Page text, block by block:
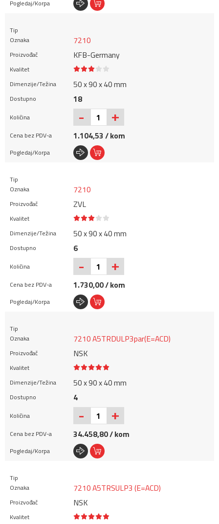
7210
KFB-Germany
50 x 90 x 40 mm
18
- +
1.104,53 / kom
7210
ZVL
50 x 90 x 40 mm
6
- +
1.730,00 / kom
7210 A5TRDULP3par(E=ACD)
NSK
50 x 90 x 40 mm
4
- +
34.458,80 / kom
7210 A5TRSULP3 (E=ACD)
NSK